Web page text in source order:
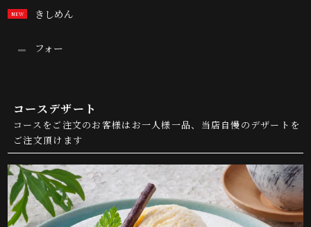
きしめん
フォー
コースデザート
コースをご注文のお客様はお一人様一品、当店自慢のデザートを
ご注文頂けます